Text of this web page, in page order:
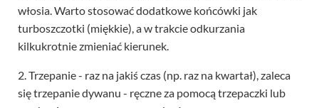
włosia. Warto stosować dodatkowe końcówki jak
turboszczotki (miękkie), a w trakcie odkurzania
kilkukrotnie zmieniać kierunek.
2. Trzepanie - raz na jakiś czas (np. raz na kwartał), zaleca
się trzepanie dywanu - ręczne za pomocą trzepaczki lub